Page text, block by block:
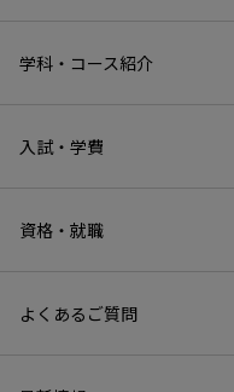
学科・コース紹介
入試・学費
資格・就職
よくあるご質問